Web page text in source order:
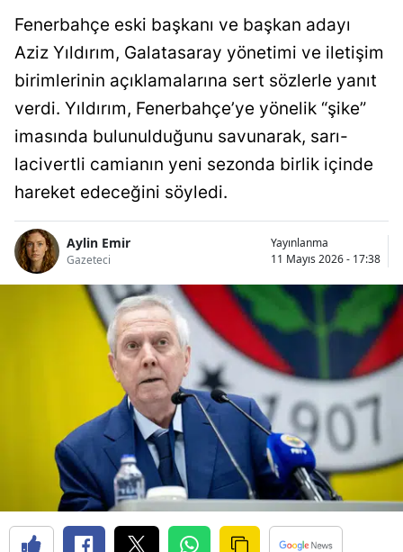
Fenerbahçe eski başkanı ve başkan adayı
Aziz Yıldırım, Galatasaray yönetimi ve iletişim
birimlerinin açıklamalarına sert sözlerle yanıt
verdi. Yıldırım, Fenerbahçe’ye yönelik “şike”
imasında bulunulduğunu savunarak, sarı-
lacivertli camianın yeni sezonda birlik içinde
hareket edeceğini söyledi.
Aylin Emir
Gazeteci
Yayınlanma
11 Mayıs 2026 - 17:38